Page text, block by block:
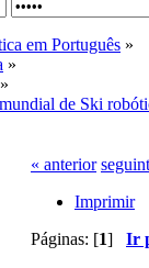
em Português »
»
»
de Ski
« anterior
Imprimir
Páginas: [1] Ir